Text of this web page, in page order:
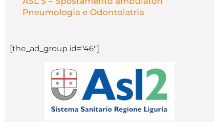
Pneumologia e Odontoiatria
[the_ad_group id="46"]